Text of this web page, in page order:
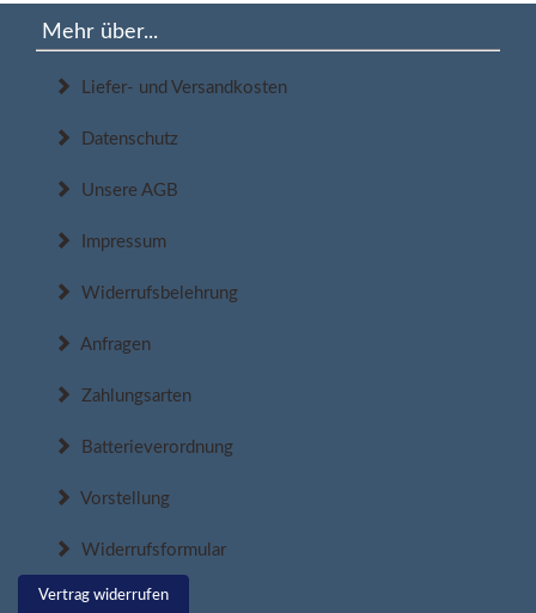
Mehr über...
Liefer- und Versandkosten
Datenschutz
Unsere AGB
Impressum
Widerrufsbelehrung
Anfragen
Zahlungsarten
Batterieverordnung
Vorstellung
Widerrufsformular
Vertrag widerrufen